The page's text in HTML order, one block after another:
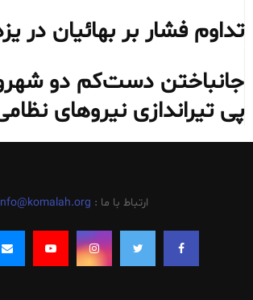
تداوم فشار بر بهائیان در
جانباختن دست‌کم دو
پی تیراندازی نیروهای
ارتباط با ما :